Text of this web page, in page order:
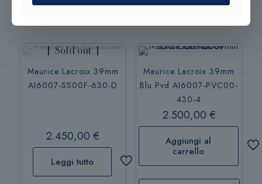
Sold out
Maurice Lacroix 39mm
AI6007-SS00F-630-D
2.450,00€
Leggi tutto
Maurice Lacroix 39mm
Blu Pvd AI6007-PVC00-
430-4
2.500,00 €
Aggiungi al
carrello